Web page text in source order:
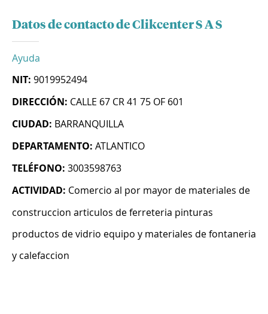
Datos de contacto de Clikcenter S A S
Ayuda
NIT: 9019952494
DIRECCIÓN: CALLE 67 CR 41 75 OF 601
CIUDAD: BARRANQUILLA
DEPARTAMENTO: ATLANTICO
TELÉFONO: 3003598763
ACTIVIDAD: Comercio al por mayor de materiales de
construccion articulos de ferreteria pinturas
productos de vidrio equipo y materiales de fontaneria
y calefaccion